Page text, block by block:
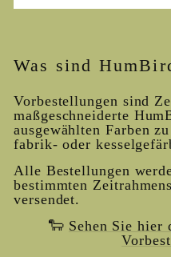
Was sind
Vorbestellungen sind
maßgeschneiderte
ausgewählten Farben
fabrik- oder
Alle Bestellungen
bestimmten
versendet.
🐑 Sehen Sie hier